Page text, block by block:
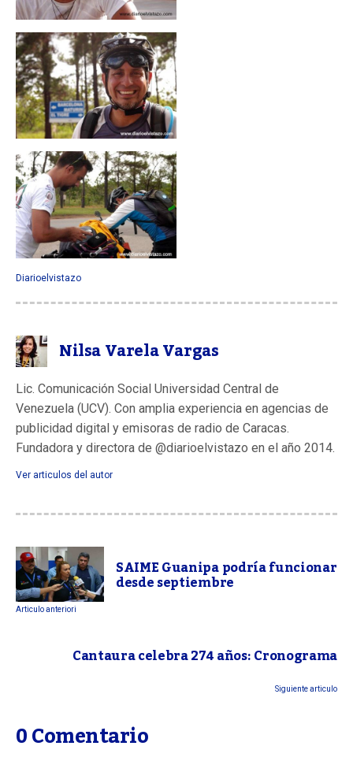
Diarioelvistazo
Nilsa Varela Vargas
Lic. Comunicación Social Universidad Central de
Venezuela (UCV). Con amplia experiencia en agencias de
publicidad digital y emisoras de radio de Caracas.
Fundadora y directora de @diarioelvistazo en el año 2014.
Ver articulos del autor
SAIME Guanipa podría funcionar
desde septiembre
Articulo anteriori
Cantaura celebra 274 años: Cronograma
Siguiente articulo
0 Comentario